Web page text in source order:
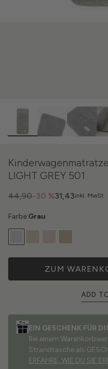
LIGHT GREY 501
inkl. MwSt.
-30 %
44,90 31,43
Farbe:Grau
ZUM
ADD
EIN GESCHENK FÜR
Bei einem
Strandtasche als
ERFAHRE, WIE DU SIE